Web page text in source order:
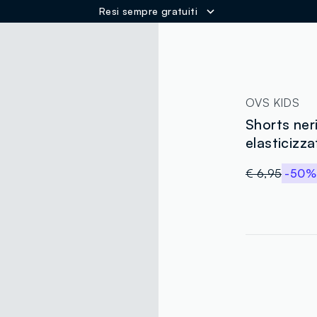
Resi sempre gratuiti
OVS KIDS
Shorts
€ 6,95 -50%